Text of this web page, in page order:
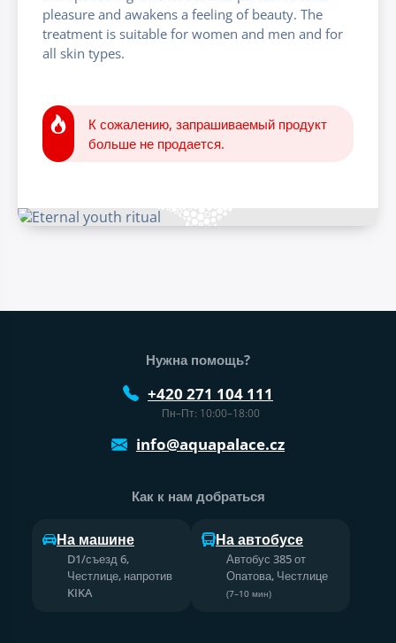
pleasure and awakens a feeling of beauty. The
treatment is suitable for women and men and for
all skin types.
К сожалению, запрашиваемый продукт
больше не продается.
Нижний колонтитул веб-сайта
Нужна помощь?
+420 271 104 111
Пн–Пт: 10:00–18:00
info@aquapalace.cz
Как к нам добраться
На машине
D1/съезд 6,
Честлице, напротив
KIKA
На автобусе
Автобус 385 от
Опатова, Честлице
(7–10 мин)